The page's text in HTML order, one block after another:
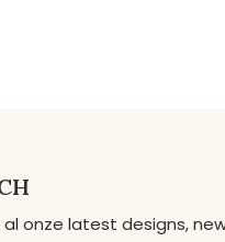
onze latest designs,